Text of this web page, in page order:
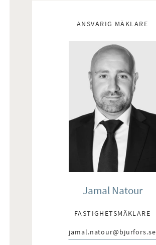
ANSVARIG MÄKLARE
Jamal Natour
FASTIGHETSMÄKLARE
E-post:
jamal.natour@bjurfors.se